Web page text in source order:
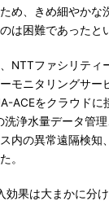
め、きめ細やかな
は困難であったと
NTTファシリティ
モニタリングサー
ACEをクラウドに
洗浄水量データ管
内の異常遠隔検知
。
果は大まかに分け